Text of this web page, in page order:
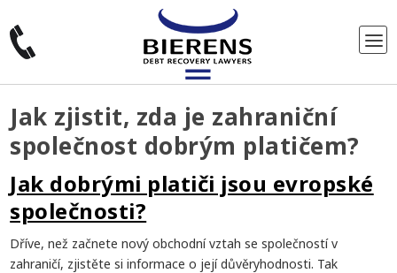
Jak zjistit, zda je zahraniční
společnost dobrým platičem?
Jak dobrými platiči jsou evropské
společnosti?
Dříve, než začnete nový obchodní vztah se společností v
zahraničí, zjistěte si informace o její důvěryhodnosti. Tak